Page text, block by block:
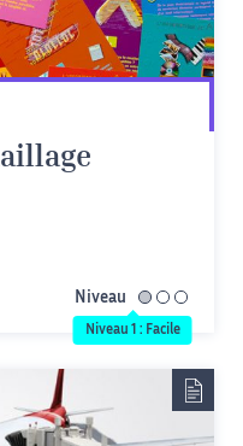
Niveau facile
Niveau 1 : Facile